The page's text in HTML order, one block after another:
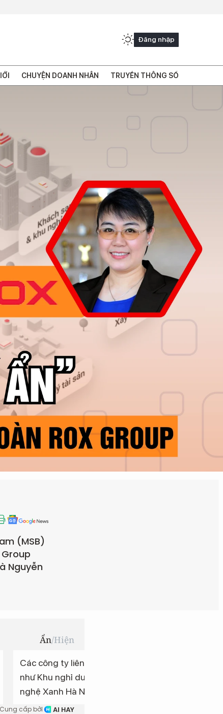
Đăng nhập
CHUYỆN DOANH NHÂN TRUYỀN THÔNG SỐ
(MSB)
Nguyễn
Ẩn/Hiện
Các công ty liên kết với ROX Group
như Khu nghỉ dưỡng Bãi Dài, Công
nghệ Xanh Hà Nội, và Khu công
nghiệp Hà Nội - Đài Tư nắm giữ
Cung cấp bởi